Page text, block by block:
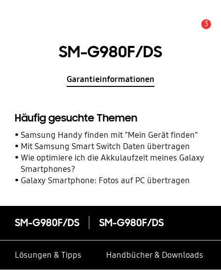
3
SM-G980F/DS
Garantieinformationen
Häufig gesuchte Themen
Samsung Handy finden mit "Mein Gerät finden"
Mit Samsung Smart Switch Daten übertragen
Wie optimiere ich die Akkulaufzeit meines Galaxy
Smartphones?
Galaxy Smartphone: Fotos auf PC übertragen
SM-G980F/DS SM-G980F/DS
Lösungen & Tipps Handbücher & Downloads